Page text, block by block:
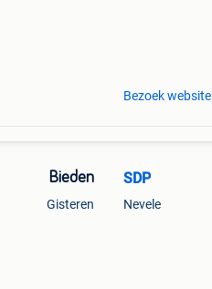
Bezoek website
Bieden
Gisteren
SDP
Nevele